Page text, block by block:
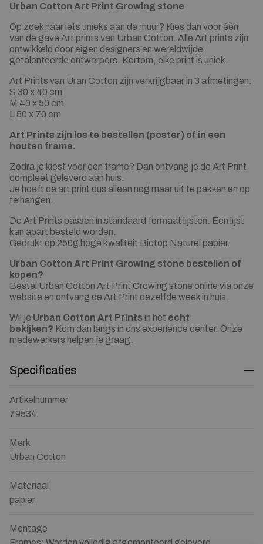
Urban Cotton Art Print Growing stone
Op zoek naar iets unieks aan de muur? Kies dan voor één
van de gave Art prints van Urban Cotton. Alle Art prints zijn
ontwikkeld door eigen designers en wereldwijde
getalenteerde ontwerpers. Kortom, elke print is uniek.
Art Prints van Uran Cotton zijn verkrijgbaar in 3 afmetingen:
S 30 x 40 cm
M 40 x 50 cm
L 50 x 70 cm
Art Prints zijn los te bestellen (poster) of in een
houten frame.
Zodra je kiest voor een frame? Dan ontvang je de Art Print
compleet geleverd aan huis.
Je hoeft de art print dus alleen nog maar uit te pakken en op
te hangen.
De Art Prints passen in standaard formaat lijsten. Een lijst
kan apart besteld worden.
Gedrukt op 250g hoge kwaliteit Biotop Naturel papier.
Urban Cotton Art Print Growing stone bestellen of
kopen?
Bestel Urban Cotton Art Print Growing stone online via onze
website en ontvang de Art Print dezelfde week in huis.
Wil je Urban Cotton Art Prints in het echt
bekijken? Kom dan langs in ons experience center. Onze
medewerkers helpen je graag.
Specificaties
Artikelnummer
79534
Merk
Urban Cotton
Materiaal
papier
Montage